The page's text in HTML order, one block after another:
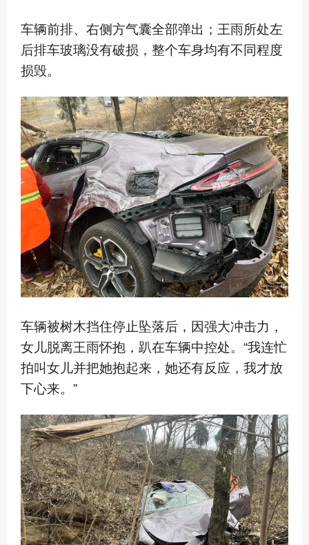
车辆前排、右侧方气囊全部弹出；王雨所处左
后排车玻璃没有破损，整个车身均有不同程度
损毁。
车辆被树木挡住停止坠落后，因强大冲击力，
女儿脱离王雨怀抱，趴在车辆中控处。“我连忙
拍叫女儿并把她抱起来，她还有反应，我才放
下心来。”